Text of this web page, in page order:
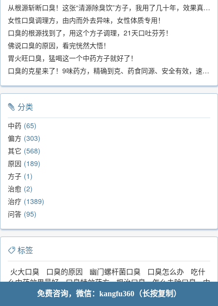
从根源斩断口臭！这张“清源除臭饮”方子，我用了几十年，效果真不错
女性口臭调理方，由内而外去异味，女性体质专用！
口臭的根源找到了，用这个方子调理，21天口吐芬芳！
佛说口臭的原因，看完恍然大悟！
胃火旺口臭，猛喝这一个中药方子就好了！
口臭的克星来了！9味药方，精确到克、药食同源、安全有效，速看！
分类
中药 65
偏方 303
其它 568
原因 189
方子 1
治愈 2
治疗 1389
问答 95
标签
火大口臭 口臭的原因 幽门螺杆菌口臭 口臭怎么办
吃什
么中药效果最好
口臭特效药方 根治口臭 怎么去除口臭
中
偏方秘方 口臭食疗 口臭老中医 甘露饮
免费咨询，微信：kangfu360（长按复制）